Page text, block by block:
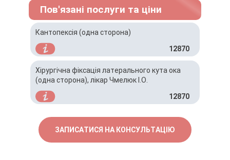
Пов'язані послуги та ціни
Кантопексія (одна сторона)
12870
Хірургічна фіксація латерального кута ока
(одна сторона), лікар Чмелюк І.О.
12870
ЗАПИСАТИСЯ НА КОНСУЛЬТАЦІЮ